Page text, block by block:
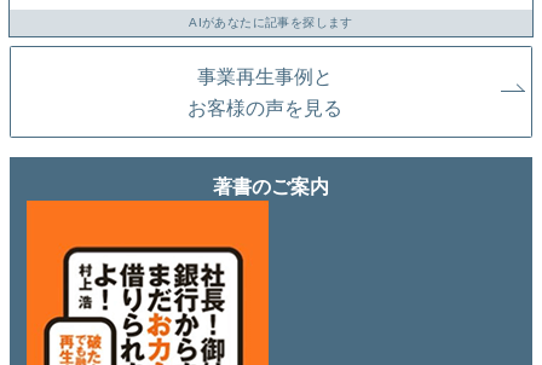
AIがあなたに記事を探します
事業再生事例と
お客様の声を見る
著書のご案内